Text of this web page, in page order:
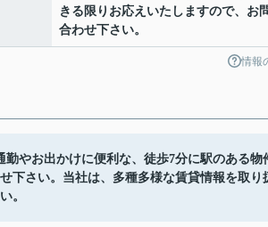
きる限りお応えいたしますので、お
合わせ下さい。
情報
やお出かけに便利な、徒歩7分に駅のある物
下さい。当社は、多種多様な賃貸情報を取り
。